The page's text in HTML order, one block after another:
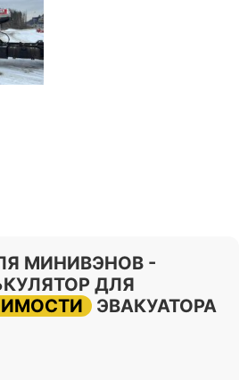
МИНИВЭНОВ -
ДЛЯ
ЭВАКУАТОРА